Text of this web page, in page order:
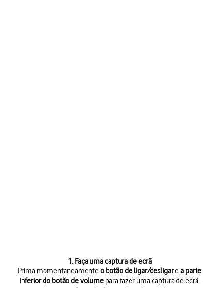
1. Faça uma captura de ecrã
Prima momentaneamenteo botão de ligar/desligarea parte
inferior do botão de volumepara fazer uma captura de ecrã.